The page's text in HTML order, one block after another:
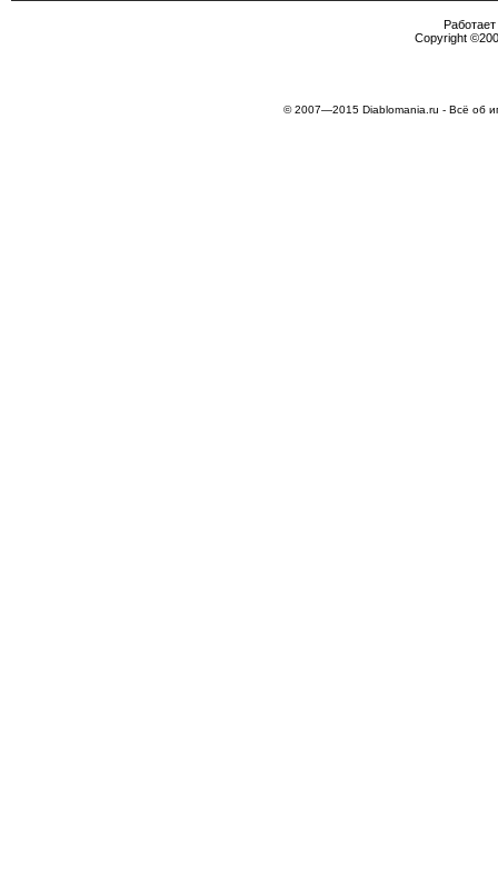
Copyright
© 2007—2015 Diablomania.ru - Всё об